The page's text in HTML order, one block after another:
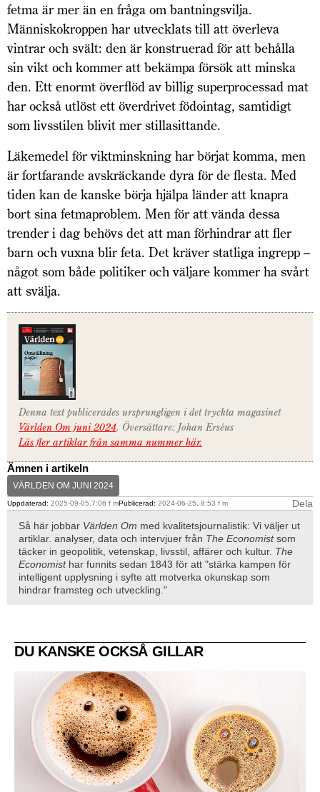
fetma är mer än en fråga om bantningsvilja.
Människokroppen har utvecklats till att överleva
vintrar och svält: den är konstruerad för att behålla
sin vikt och kommer att bekämpa försök att minska
den. Ett enormt överflöd av billig superprocessad mat
har också utlöst ett överdrivet födointag, samtidigt
som livsstilen blivit mer stillasittande.
Läkemedel för viktminskning har börjat komma, men
är fortfarande avskräckande dyra för de flesta. Med
tiden kan de kanske börja hjälpa länder att knapra
bort sina fetmaproblem. Men för att vända dessa
trender i dag behövs det att man förhindrar att fler
barn och vuxna blir feta. Det kräver statliga ingrepp –
något som både politiker och väljare kommer ha svårt
att svälja.
Denna text publicerades ursprungligen i det tryckta magasinet
Världen Om juni 2024. Översättare: Johan Erséus
Läs fler artiklar från samma nummer här.
Ämnen i artikeln
VÄRLDEN OM JUNI 2024
Uppdaterad: 2025-09-05,7:06 f mPublicerad: 2024-06-25, 8:53 f m
Dela
Så här jobbar Världen Om med kvalitetsjournalistik: Vi väljer ut
artiklar. analyser, data och intervjuer från The Economistsom
täcker in geopolitik, vetenskap, livsstil, affärer och kultur. The
Economisthar funnits sedan 1843 för att "stärka kampen för
intelligent upplysning i syfte att motverka okunskap som
hindrar framsteg och utveckling."
DU KANSKE OCKSÅ GILLAR